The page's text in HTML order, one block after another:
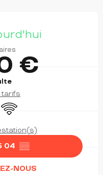
€
tarifs
acceptés
WiFi
04 ▒▒
NOUS